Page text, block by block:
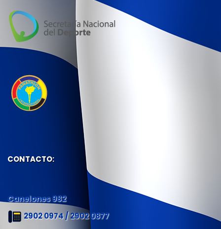
CONTACTO:
Canelones 982
2902 0974 / 2902 0877